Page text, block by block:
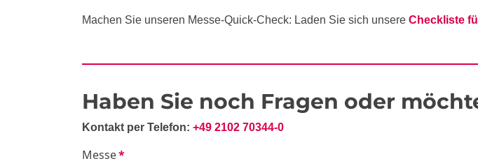
Machen Sie unseren Messe-Quick-Check: Laden Sie sich unsere Checkliste
Haben Sie noch Fragen oder
Kontakt per Telefon: +49 2102 70344-0
Messe*